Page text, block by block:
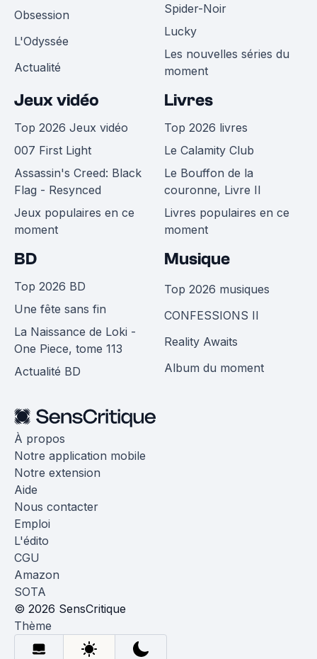
Obsession
L'Odyssée
Actualité
Spider-Noir
Lucky
Les nouvelles séries du
moment
Jeux vidéo
Top 2026 Jeux vidéo
007 First Light
Assassin's Creed: Black
Flag - Resynced
Jeux populaires en ce
moment
Livres
Top 2026 livres
Le Calamity Club
Le Bouffon de la
couronne, Livre II
Livres populaires en ce
moment
BD
Top 2026 BD
Une fête sans fin
La Naissance de Loki -
One Piece, tome 113
Actualité BD
Musique
Top 2026 musiques
CONFESSIONS II
Reality Awaits
Album du moment
À propos
Notre application mobile
Notre extension
Aide
Nous contacter
Emploi
L'édito
CGU
Amazon
SOTA
© 2026 SensCritique
Thème